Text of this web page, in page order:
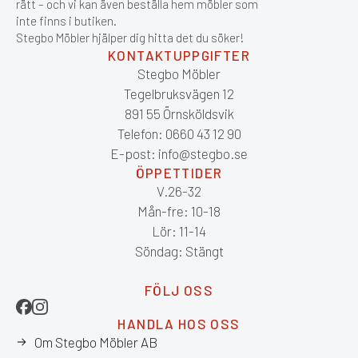
rätt – och vi kan även beställa hem möbler som
inte finns i butiken.
Stegbo Möbler hjälper dig hitta det du söker!
KONTAKTUPPGIFTER
Stegbo Möbler
Tegelbruksvägen 12
891 55 Örnsköldsvik
Telefon: 0660 43 12 90
E-post: info@stegbo.se
ÖPPETTIDER
V.26-32
Mån-fre: 10-18
Lör: 11-14
Söndag: Stängt
FÖLJ OSS
HANDLA HOS OSS
Om Stegbo Möbler AB